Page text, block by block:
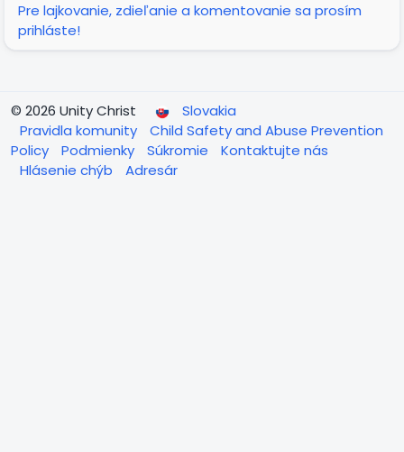
Pre lajkovanie, zdieľanie a komentovanie sa prosím
prihláste!
© 2026 Unity Christ
Slovakia
Pravidla komunity
Child Safety and Abuse Prevention
Policy
Podmienky Súkromie
Kontaktujte nás
Hlásenie chýb
Adresár